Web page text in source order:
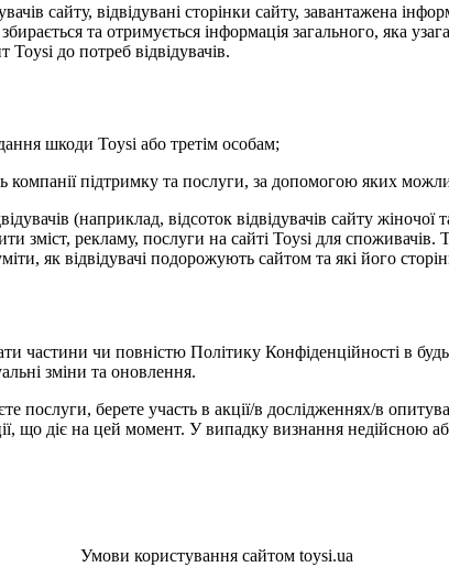
сайту, відвідувані сторінки сайту, завантажена
та отримується інформація загального, яка
до потреб відвідувачів.
шкоди Toysi або третім особам;
підтримку та послуги, за допомогою яких
(наприклад, відсоток відвідувачів сайту жіночої
рекламу, послуги на сайті Toysi для споживачів.
як відвідувачі подорожують сайтом та які його
частини чи повністю Політику Конфіденційності в
зміни та оновлення.
послуги, берете участь в акції/в дослідженнях/в
що діє на цей момент. У випадку визнання недійсною
Умови користування сайтом toysi.ua